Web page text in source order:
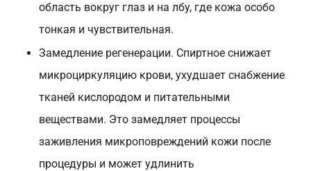
область вокруг глаз и на лбу, где кожа особо
тонкая и чувствительная.
Замедление регенерации. Спиртное снижает
микроциркуляцию крови, ухудшает снабжение
тканей кислородом и питательными
веществами. Это замедляет процессы
заживления микроповреждений кожи после
процедуры и может удлинить